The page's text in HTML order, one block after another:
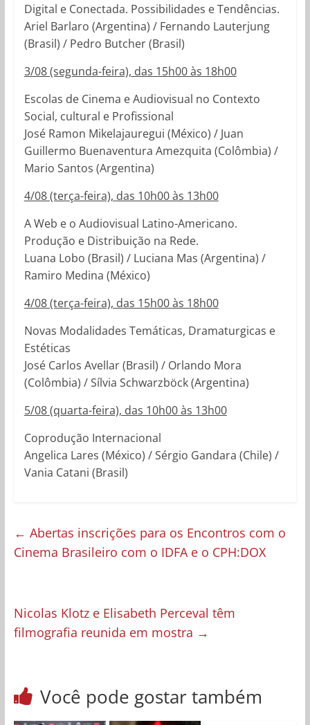
Digital e Conectada. Possibilidades e Tendências.
Ariel Barlaro (Argentina) / Fernando Lauterjung
(Brasil) / Pedro Butcher (Brasil)
3/08 (segunda-feira), das 15h00 às 18h00
Escolas de Cinema e Audiovisual no Contexto
Social, cultural e Profissional
José Ramon Mikelajauregui (México) / Juan
Guillermo Buenaventura Amezquita (Colômbia) /
Mario Santos (Argentina)
4/08 (terça-feira), das 10h00 às 13h00
A Web e o Audiovisual Latino-Americano.
Produção e Distribuição na Rede.
Luana Lobo (Brasil) / Luciana Mas (Argentina) /
Ramiro Medina (México)
4/08 (terça-feira), das 15h00 às 18h00
Novas Modalidades Temáticas, Dramaturgicas e
Estéticas
José Carlos Avellar (Brasil) / Orlando Mora
(Colômbia) / Sílvia Schwarzböck (Argentina)
5/08 (quarta-feira), das 10h00 às 13h00
Coprodução Internacional
Angelica Lares (México) / Sérgio Gandara (Chile) /
Vania Catani (Brasil)
← Abertas inscrições para os Encontros com o
Cinema Brasileiro com o IDFA e o CPH:DOX
Nicolas Klotz e Elisabeth Perceval têm
filmografia reunida em mostra →
Você pode gostar também